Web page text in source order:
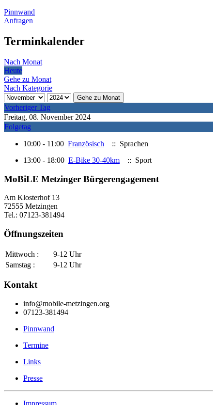
Pinnwand
Anfragen
Terminkalender
Nach Monat
Heute
Gehe zu Monat
Nach Kategorie
Gehe zu Monat
Vorheriger Tag
Freitag, 08. November 2024
Folgetag
10:00 - 11:00 Französisch
:: Sprachen
13:00 - 18:00 E-Bike 30-40km :: Sport
MoBiLE Metzinger Bürgerengagement
Am Klosterhof 13
72555 Metzingen
Tel.: 07123-381494
Öffnungszeiten
Mittwoch :
9-12 Uhr
Samstag :
9-12 Uhr
Kontakt
info@mobile-metzingen.org
07123-381494
Pinnwand
Termine
Links
Presse